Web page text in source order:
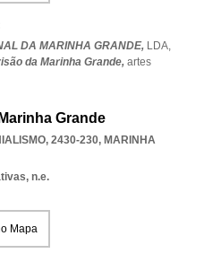
DA MARINHA GRANDE, LDA,
da Marinha Grande, artes
Grande
2430-230, MARINHA
n.e.
Mapa